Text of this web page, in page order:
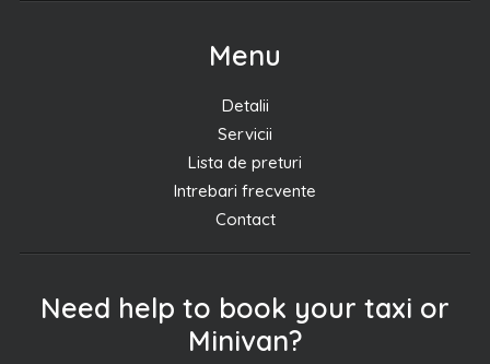
Menu
Detalii
Servicii
Lista de preturi
Intrebari frecvente
Contact
Need help to book your taxi or
Minivan?